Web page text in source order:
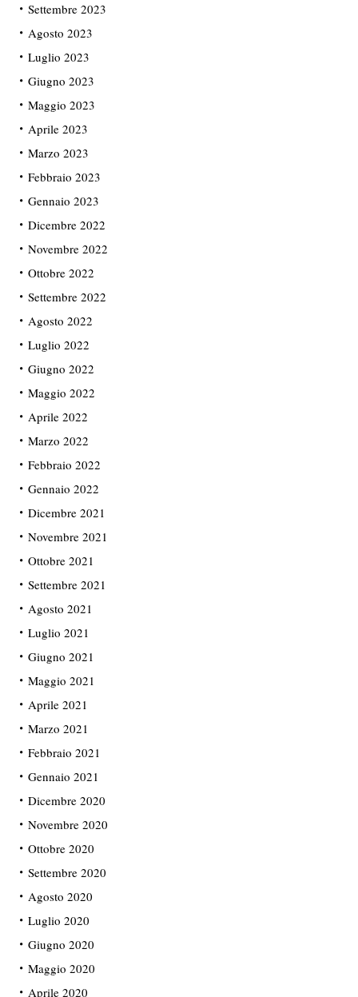
Settembre 2023
Agosto 2023
Luglio 2023
Giugno 2023
Maggio 2023
Aprile 2023
Marzo 2023
Febbraio 2023
Gennaio 2023
Dicembre 2022
Novembre 2022
Ottobre 2022
Settembre 2022
Agosto 2022
Luglio 2022
Giugno 2022
Maggio 2022
Aprile 2022
Marzo 2022
Febbraio 2022
Gennaio 2022
Dicembre 2021
Novembre 2021
Ottobre 2021
Settembre 2021
Agosto 2021
Luglio 2021
Giugno 2021
Maggio 2021
Aprile 2021
Marzo 2021
Febbraio 2021
Gennaio 2021
Dicembre 2020
Novembre 2020
Ottobre 2020
Settembre 2020
Agosto 2020
Luglio 2020
Giugno 2020
Maggio 2020
Aprile 2020